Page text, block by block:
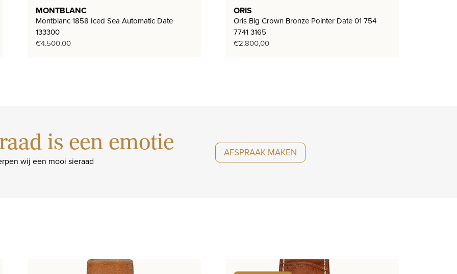
MONTBLANC
Montblanc 1858 Iced Sea Automatic Date
133300
€4.500,00
ORIS
Oris Big Crown Bronze Pointer Date 01 754
7741 3165
€2.800,00
is een emotie
wij een mooi sieraad
AFSPRAAK MAKEN